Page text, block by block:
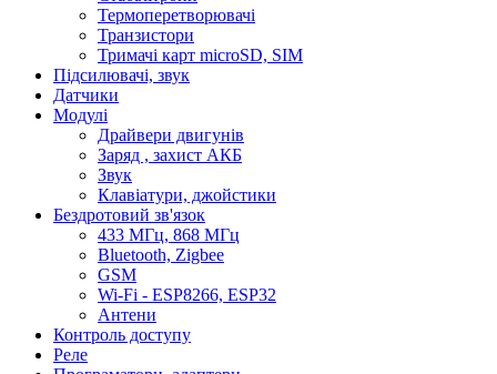
Термоперетворювачі
Транзистори
Тримачі карт microSD, SIM
Підсилювачі, звук
Датчики
Модулі
Драйвери двигунів
Заряд , захист АКБ
Звук
Клавіатури, джойстики
Бездротовий зв'язок
433 МГц, 868 МГц
Bluetooth, Zigbee
GSM
Wi-Fi - ESP8266, ESP32
Антени
Контроль доступу
Реле